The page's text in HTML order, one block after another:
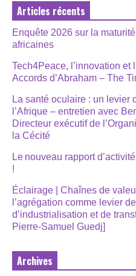
Articles récents
Enquête 2026 sur la
africaines
Tech4Peace, l’innovation et
Accords d’Abraham – The
La santé oculaire : un levier
l’Afrique – entretien avec
Directeur exécutif de
la Cécité
Le nouveau rapport
!
Éclairage | Chaînes de
l’agrégation comme levier
d’industrialisation et de
Pierre-Samuel Guedj]
Archives